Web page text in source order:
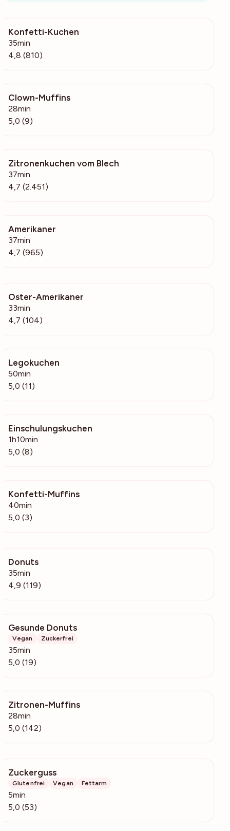
Konfetti-Kuchen
35min
4,8 (810)
Clown-Muffins
28min
5,0 (9)
Zitronenkuchen vom Blech
37min
4,7 (2.451)
Amerikaner
37min
4,7 (965)
Oster-Amerikaner
33min
4,7 (104)
Legokuchen
50min
5,0 (11)
Einschulungskuchen
1h10min
5,0 (8)
Konfetti-Muffins
40min
5,0 (3)
Donuts
35min
4,9 (119)
Gesunde Donuts
Vegan Zuckerfrei
35min
5,0 (19)
Zitronen-Muffins
28min
5,0 (142)
Zuckerguss
Glutenfrei Vegan Fettarm
5min
5,0 (53)